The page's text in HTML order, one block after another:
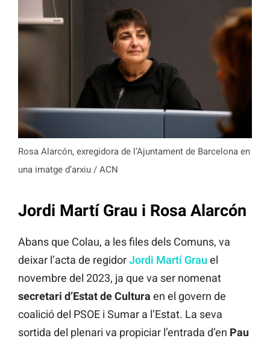
Rosa Alarcón, exregidora de l’Ajuntament de Barcelona en
una imatge d’arxiu / ACN
Jordi Martí Grau i Rosa Alarcón
Abans que Colau, a les files dels Comuns, va
deixar l’acta de regidorJordi Martí Grau el
novembre del 2023, ja que va ser nomenat
secretari d’Estat de Cultura en el govern de
coalició del PSOE i Sumar a l’Estat. La seva
sortida del plenari va propiciar l’entrada d’en Pau